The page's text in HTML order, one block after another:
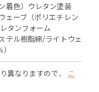
着色）ウレタン塗装
ェーブ（ポリエチレン
タンフォーム
テル樹脂綿/ライトウェ
異なりますので、
こ